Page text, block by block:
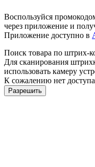
Воспользуйся
через приложение и
Приложение доступно в
Поиск товара по штрих-
Для сканирования
использовать камеру
К сожалению нет
Разрешить